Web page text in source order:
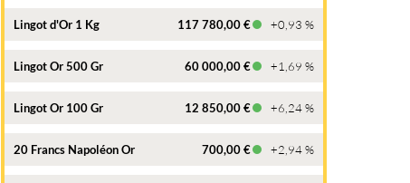
Lingot d'Or 1 Kg 117 780,00 € +0,93 %
Lingot Or 500 Gr 60 000,00 € +1,69 %
Lingot Or 100 Gr 12 850,00 € +6,24 %
20 Francs Napoléon Or 700,00 € +2,94 %